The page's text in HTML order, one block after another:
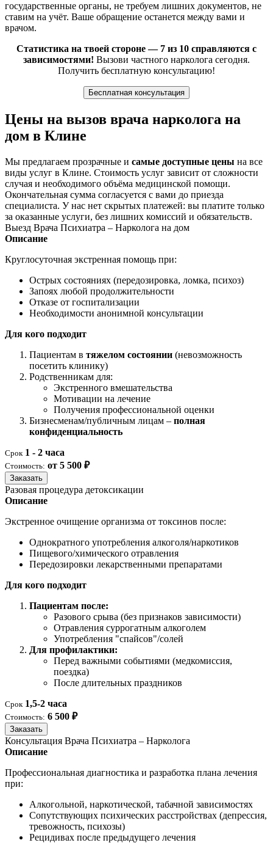
государственные органы, не требуем лишних документов, не
ставим на учёт. Ваше обращение останется между вами и
врачом.
Статистика на твоей стороне — 7 из 10 справляются с
зависимостями! Вызови частного нарколога сегодня.
Получить бесплатную консультацию!
Бесплатная консультация
Цены на вызов врача нарколога на
дом в Клине
Мы предлагаем прозрачные и самые доступные цены на все
виды услуг в Клине. Стоимость услуг зависит от сложности
случая и необходимого объёма медицинской помощи.
Окончательная сумма согласуется с вами до приезда
специалиста. У нас нет скрытых платежей: вы платите только
за оказанные услуги, без лишних комиссий и обязательств.
Выезд Врача Психиатра – Нарколога на дом
Описание
Круглосуточная экстренная помощь при:
Острых состояниях (передозировка, ломка, психоз)
Запоях любой продолжительности
Отказе от госпитализации
Необходимости анонимной консультации
Для кого подходит
Пациентам в тяжелом состоянии (невозможность
посетить клинику)
Родственникам для:
Экстренного вмешательства
Мотивации на лечение
Получения профессиональной оценки
Бизнесменам/публичным лицам – полная
конфиденциальность
Срок 1 - 2 часа
Стоимость: от 5 500 ₽
Заказать
Разовая процедура детоксикации
Описание
Экстренное очищение организма от токсинов после:
Однократного употребления алкоголя/наркотиков
Пищевого/химического отравления
Передозировки лекарственными препаратами
Для кого подходит
Пациентам после:
Разового срыва (без признаков зависимости)
Отравления суррогатным алкоголем
Употребления "спайсов"/солей
Для профилактики:
Перед важными событиями (медкомиссия,
поездка)
После длительных праздников
Срок 1,5-2 часа
Стоимость: 6 500 ₽
Заказать
Консультация Врача Психиатра – Нарколога
Описание
Профессиональная диагностика и разработка плана лечения
при:
Алкогольной, наркотической, табачной зависимостях
Сопутствующих психических расстройствах (депрессия,
тревожность, психозы)
Рецидивах после предыдущего лечения